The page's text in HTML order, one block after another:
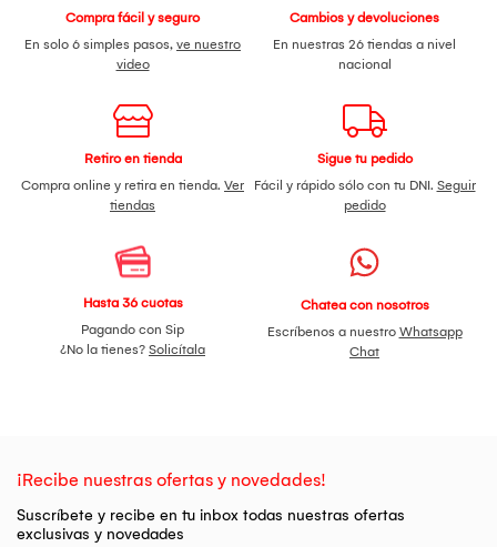
Compra fácil y seguro
En solo 6 simples pasos, ve nuestro
video
Cambios y devoluciones
En nuestras 26 tiendas a nivel
nacional
Retiro en tienda
Compra online y retira en tienda. Ver
tiendas
Sigue tu pedido
Fácil y rápido sólo con tu DNI. Seguir
pedido
Hasta 36 cuotas
Pagando con Sip
¿No la tienes? Solicítala
Chatea con nosotros
Escríbenos a nuestro Whatsapp
Chat
¡Recibe nuestras ofertas y novedades!
Suscríbete y recibe en tu inbox todas nuestras ofertas
exclusivas y novedades